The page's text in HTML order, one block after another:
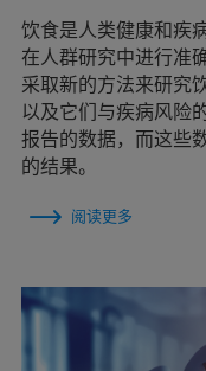
饮食是人类健康和疾
在人群研究中进行准
采取新的方法来研究
以及它们与疾病风险
报告的数据，而这些
的结果。
阅读更多